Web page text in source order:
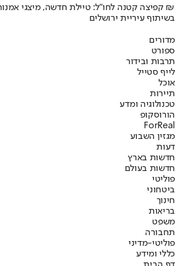
קפיצה קטנה לחו"ל: טיילת חדשה, מיצגי אמנות, וכיכרות משופצות בהשקעה של 100 מיליון ₪
בשיתוף עיריית ירושלים
מדורים
ספורט
תרבות ובידור
לייף סטייל
אוכל
תיירות
טכנולוגיה ומדע
הורוסקופ
ForReal
מגזין השבוע
דעות
חדשות בארץ
חדשות בעולם
פוליטי
ביטחוני
חינוך
בריאות
משפט
תחבורה
פוליטי-מדיני
כללי ומידע